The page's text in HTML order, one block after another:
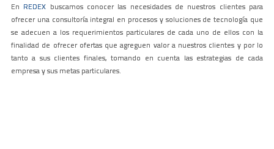
En REDEX buscamos conocer las necesidades de nuestros clientes para
ofrecer una consultoría integral en procesos y soluciones de tecnología que
se adecuen a los requerimientos particulares de cada uno de ellos con la
finalidad de ofrecer ofertas que agreguen valor a nuestros clientes y por lo
tanto a sus clientes finales, tomando en cuenta las estrategias de cada
empresa y sus metas particulares.